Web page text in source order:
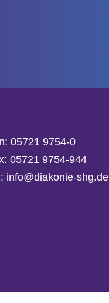
05721 9754-0
05721 9754-944
info@diakonie-shg.de